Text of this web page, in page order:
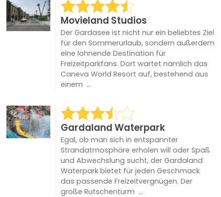
Movieland Studios
Der Gardasee ist nicht nur ein beliebtes Ziel
für den Sommerurlaub, sondern außerdem
eine lohnende Destination für
Freizeitparkfans. Dort wartet nämlich das
Caneva World Resort auf, bestehend aus
einem ...
Gardaland Waterpark
Egal, ob man sich in entspannter
Strandatmosphäre erholen will oder Spaß
und Abwechslung sucht, der Gardaland
Waterpark bietet für jeden Geschmack
das passende Freizeitvergnügen. Der
große Rutschenturm ...